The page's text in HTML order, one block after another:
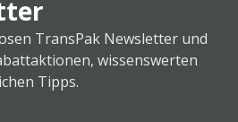
TransPak Newsletter und
wissenswerten
Tipps.